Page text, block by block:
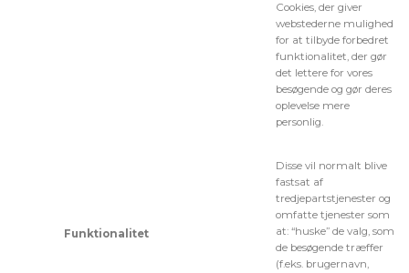
Funktionalitet
Cookies, der giver
webstederne mulighed
for at tilbyde forbedret
funktionalitet, der gør
det lettere for vores
besøgende og gør deres
oplevelse mere
personlig.
Disse vil normalt blive
fastsat af
tredjepartstjenester og
omfatte tjenester som
at: “huske” de valg, som
de besøgende træffer
(f.eks. brugernavn,